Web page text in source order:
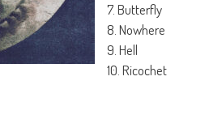
7. Butterfly
8. Nowhere
9. Hell
10. Ricochet